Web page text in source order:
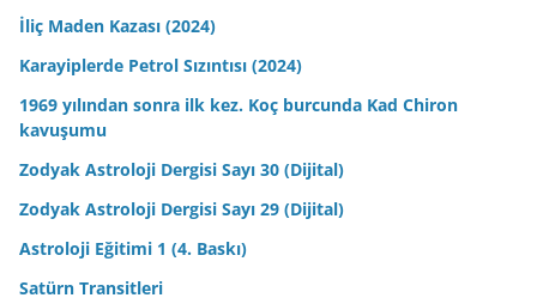
İliç Maden Kazası (2024)
Karayiplerde Petrol Sızıntısı (2024)
1969 yılından sonra ilk kez. Koç burcunda Kad Chiron
kavuşumu
Zodyak Astroloji Dergisi Sayı 30 (Dijital)
Zodyak Astroloji Dergisi Sayı 29 (Dijital)
Astroloji Eğitimi 1 (4. Baskı)
Satürn Transitleri